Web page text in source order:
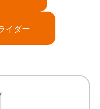
イダー